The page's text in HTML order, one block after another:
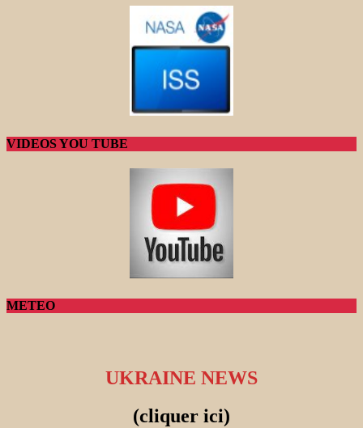
VIDEOS YOU TUBE
METEO
UKRAINE NEWS
(cliquer ici)